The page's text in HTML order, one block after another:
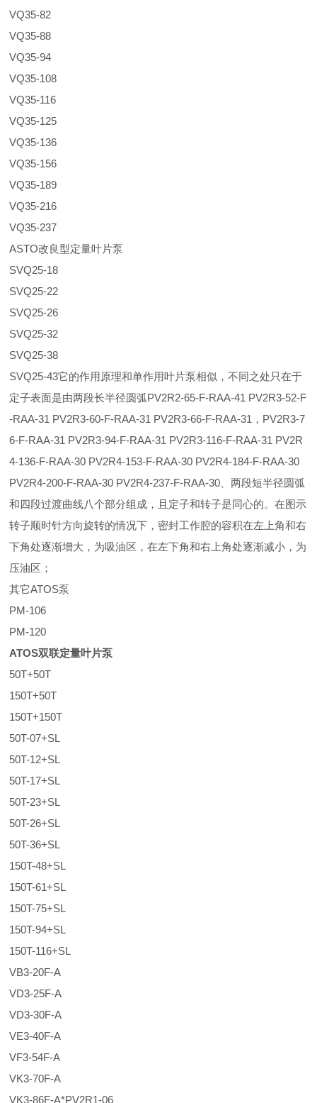
VQ35-82
VQ35-88
VQ35-94
VQ35-108
VQ35-116
VQ35-125
VQ35-136
VQ35-156
VQ35-189
VQ35-216
VQ35-237
ASTO改良型定量叶片泵
SVQ25-18
SVQ25-22
SVQ25-26
SVQ25-32
SVQ25-38
SVQ25-43它的作用原理和单作用叶片泵相似，不同之处只在于
定子表面是由两段长半径圆弧PV2R2-65-F-RAA-41 PV2R3-52-F
-RAA-31 PV2R3-60-F-RAA-31 PV2R3-66-F-RAA-31，PV2R3-7
6-F-RAA-31 PV2R3-94-F-RAA-31 PV2R3-116-F-RAA-31 PV2R
4-136-F-RAA-30 PV2R4-153-F-RAA-30 PV2R4-184-F-RAA-30
PV2R4-200-F-RAA-30 PV2R4-237-F-RAA-30、两段短半径圆弧
和四段过渡曲线八个部分组成，且定子和转子是同心的。在图示
转子顺时针方向旋转的情况下，密封工作腔的容积在左上角和右
下角处逐渐增大，为吸油区，在左下角和右上角处逐渐减小，为
压油区；
其它ATOS泵
PM-106
PM-120
ATOS双联定量叶片泵
50T+50T
150T+50T
150T+150T
50T-07+SL
50T-12+SL
50T-17+SL
50T-23+SL
50T-26+SL
50T-36+SL
150T-48+SL
150T-61+SL
150T-75+SL
150T-94+SL
150T-116+SL
VB3-20F-A
VD3-25F-A
VD3-30F-A
VE3-40F-A
VF3-54F-A
VK3-70F-A
VK3-86F-A*PV2R1-06